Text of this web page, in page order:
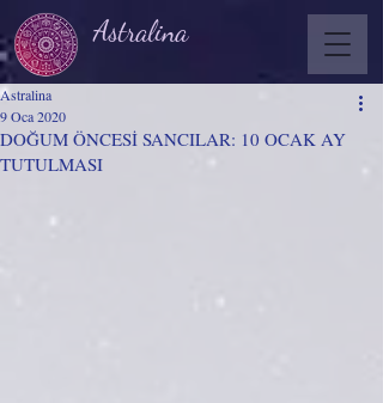
Astralina
DOĞUM ÖNCESİ SANCILAR: 10 OCAK AY
TUTULMASI
Astralina
9 Oca 2020